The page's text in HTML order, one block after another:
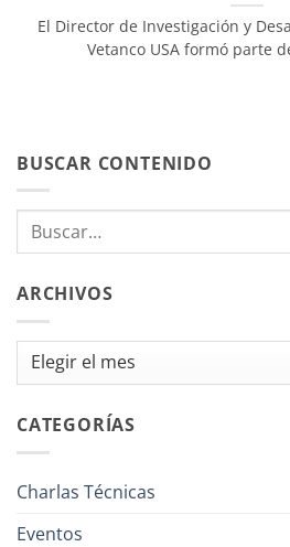
El Director de Investigación y
Vetanco USA formó parte
BUSCAR CONTENIDO
ARCHIVOS
Archivos
CATEGORÍAS
Charlas Técnicas
Eventos